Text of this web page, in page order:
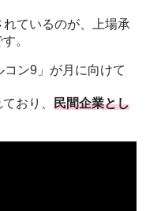
れているのが、上場承
。
ン9」が月に向けて
おり、 民間企業とし